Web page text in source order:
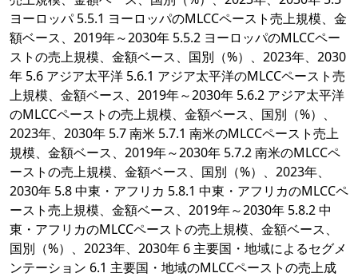
ヨーロッパ 5.5.1 ヨーロッパのMLCCペースト売上規模、金
額ベース、2019年～2030年 5.5.2 ヨーロッパのMLCCペー
ストの売上規模、金額ベース、国別（%）、2023年、2030
年 5.6 アジア太平洋 5.6.1 アジア太平洋のMLCCペースト売
上規模、金額ベース、2019年～2030年 5.6.2 アジア太平洋
のMLCCペーストの売上規模、金額ベース、国別（%）、
2023年、2030年 5.7 南米 5.7.1 南米のMLCCペースト売上
規模、金額ベース、2019年～2030年 5.7.2 南米のMLCCペ
ーストの売上規模、金額ベース、国別（%）、2023年、
2030年 5.8 中東・アフリカ 5.8.1 中東・アフリカのMLCCペ
ースト売上規模、金額ベース、2019年～2030年 5.8.2 中
東・アフリカのMLCCペーストの売上規模、金額ベース、
国別（%）、2023年、2030年 6 主要国・地域によるセグメ
ンテーション 6.1 主要国・地域のMLCCペーストの売上成